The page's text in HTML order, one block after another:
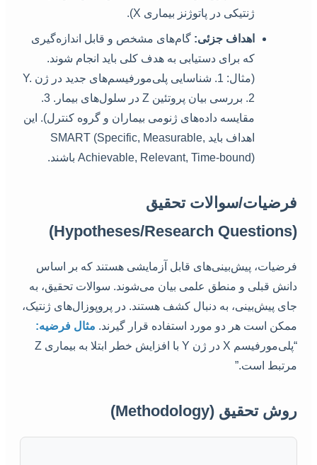
ژنتیکی در پاتوژنز بیماری X).
اهداف جزئی: گام‌های مشخص و قابل اندازه‌گیری
که برای دستیابی به هدف کلی باید انجام شوند.
(مثال: 1. شناسایی پلی‌مورفیسم‌های جدید در ژن Y.
2. بررسی بیان پروتئین Z در سلول‌های بیمار. 3.
مقایسه داده‌های ژنومی بیماران و گروه کنترل). این
اهداف باید SMART (Specific, Measurable,
Achievable, Relevant, Time-bound) باشند.
فرضیات/سوالات تحقیق
(Hypotheses/Research Questions)
فرضیات، پیش‌بینی‌های قابل آزمایشی هستند که بر اساس
دانش قبلی و منطق علمی بیان می‌شوند. سوالات تحقیق، به
جای پیش‌بینی، به دنبال کشف هستند. در پروپوزال‌های ژنتیک،
ممکن است هر دو مورد استفاده قرار گیرند. مثال فرضیه:
“پلی‌مورفیسم X در ژن Y با افزایش خطر ابتلا به بیماری Z
مرتبط است.”
روش تحقیق (Methodology)